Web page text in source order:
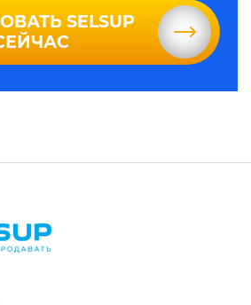
SELSUP